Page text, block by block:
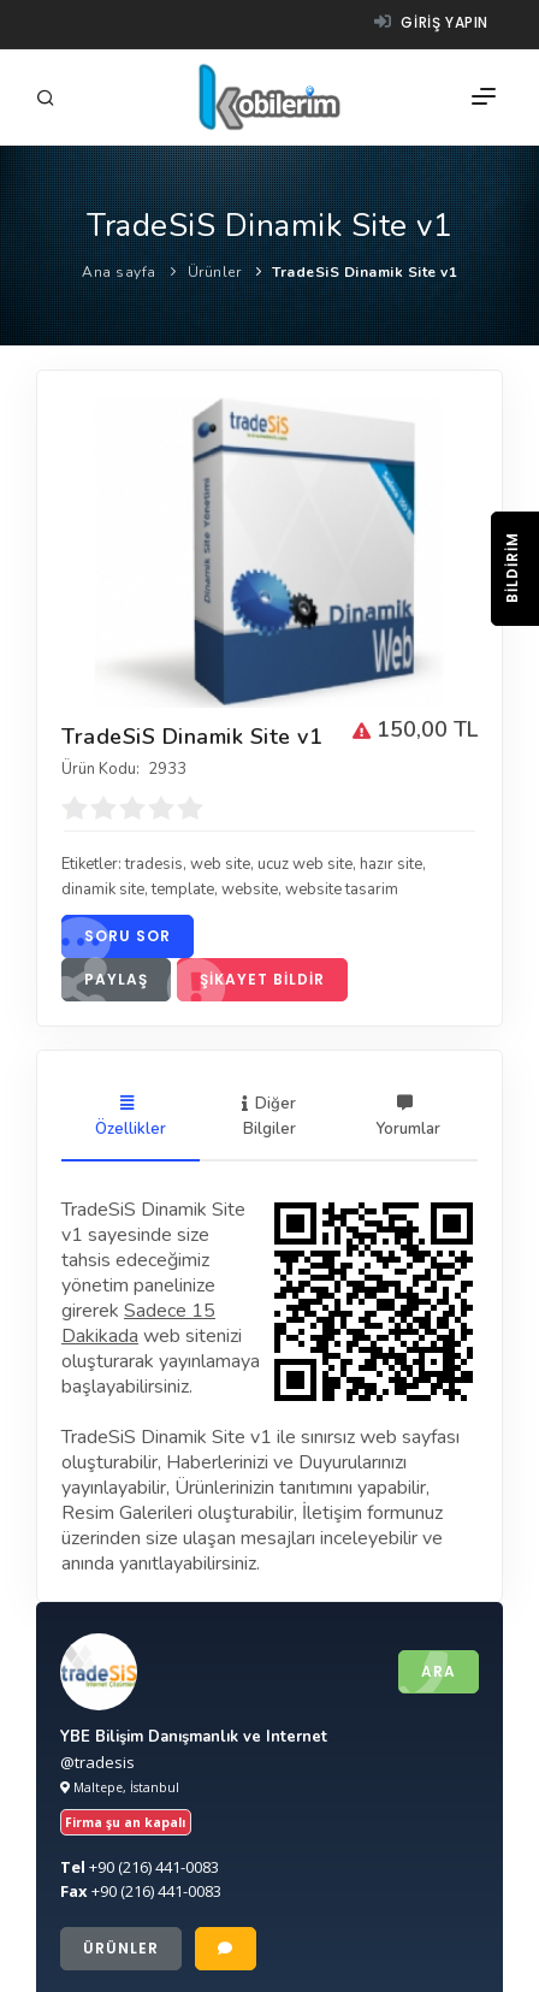
GIRIŞ YAPIN
FIRMALAR
ÜRÜNLER
NASIL ÇALIŞIR?
TradeSiS Dinamik Site v1
Ana sayfa Ürünler TradeSiS Dinamik Site v1
150,00 TL
TradeSiS Dinamik Site v1
Ürün Kodu: 2933
Etiketler:tradesis, web site, ucuz web site, hazır site,
dinamik site,template, website, website tasarim
SORU SOR
PAYLAŞ ŞIKAYET BILDIR
Özellikler
Diğer
Bilgiler
Yorumlar
TradeSiS Dinamik Site
v1 sayesinde size
tahsis edeceğimiz
yönetim panelinize
girerek Sadece 15
Dakikada web sitenizi
oluşturarak yayınlamaya
başlayabilirsiniz.
TradeSiS Dinamik Site v1 ile sınırsız web sayfası
oluşturabilir, Haberlerinizi ve Duyurularınızı
yayınlayabilir, Ürünlerinizin tanıtımını yapabilir,
Resim Galerileri oluşturabilir, İletişim formunuz
üzerinden size ulaşan mesajları inceleyebilir ve
anında yanıtlayabilirsiniz.
ARA
YBE Bilişim Danışmanlık ve Internet
@tradesis
Maltepe, İstanbul
Firma şu an kapalı
Tel +90(216) 441-0083
Fax+90(216) 441-0083
ÜRÜNLER
BILDIRIM